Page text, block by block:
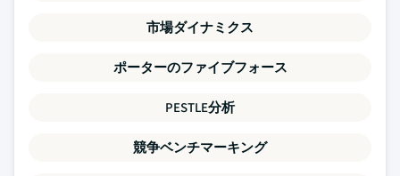
市場ダイナミクス
ポーターのファイブフォース
PESTLE分析
競争ベンチマーキング